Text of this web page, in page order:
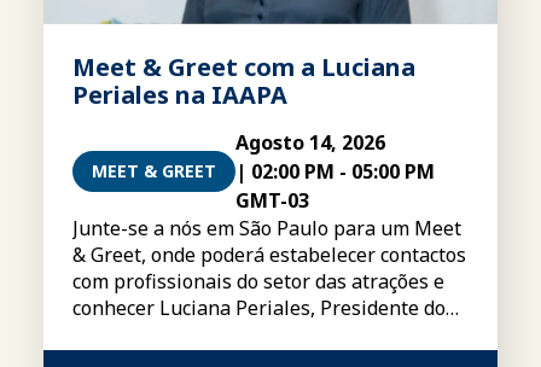
Meet & Greet com a Luciana
Periales na IAAPA
MEET & GREET
Agosto 14, 2026
| 02:00 PM - 05:00 PM
GMT-03
Junte-se a nós em São Paulo para um Meet
& Greet, onde poderá estabelecer contactos
com profissionais do setor das atrações e
conhecer Luciana Periales, Presidente do